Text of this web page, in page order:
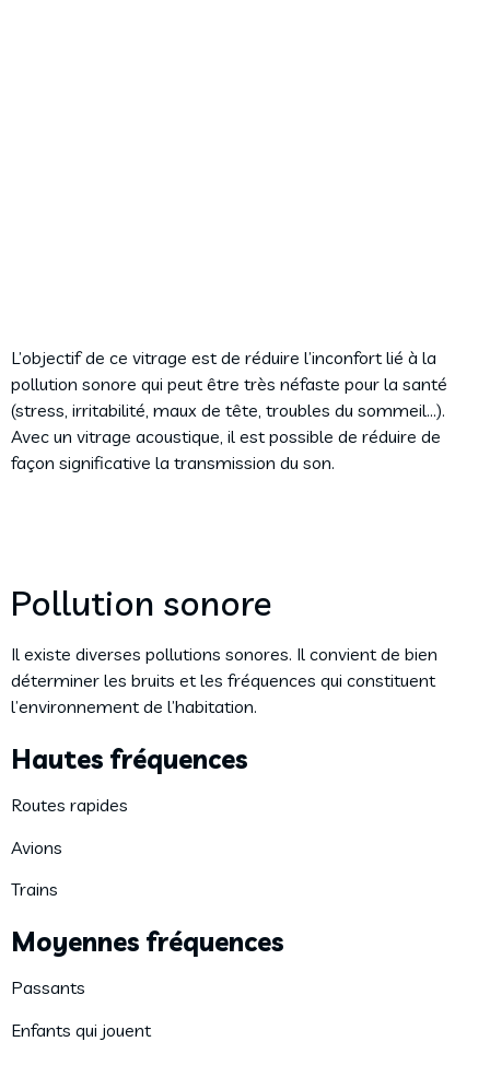
L’objectif de ce vitrage est de réduire l’inconfort lié à la
pollution sonore qui peut être très néfaste pour la santé
(stress, irritabilité, maux de tête, troubles du sommeil…).
Avec un vitrage acoustique, il est possible de réduire de
façon significative la transmission du son.
Pollution sonore
Il existe diverses pollutions sonores. Il convient de bien
déterminer les bruits et les fréquences qui constituent
l’environnement de l’habitation.
Hautes fréquences
Routes rapides
Avions
Trains
Moyennes fréquences
Passants
Enfants qui jouent